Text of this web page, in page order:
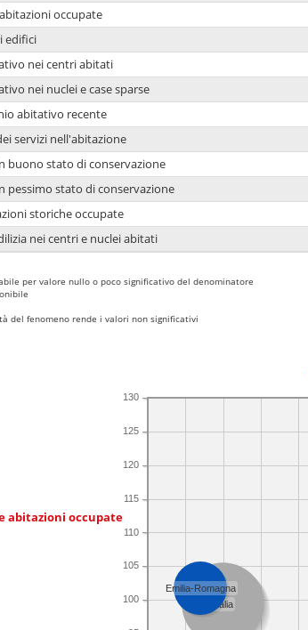
occupate
edifici
nei centri abitati
nei nuclei e case sparse
abitativo recente
servizi nell'abitazione
buono stato di conservazione
pessimo stato di conservazione
storiche occupate
nei centri e nuclei abitati
per valore nullo o poco significativo del denominatore
del fenomeno rende i valori non significativi
abitazioni occupate
100
105
110
115
120
125
130
Italia
Emilia-Romagna